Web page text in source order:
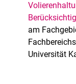
am
Universität